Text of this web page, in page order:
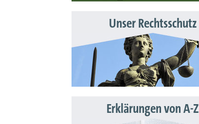
Unser Rechtsschutz
Erklärungen von A-Z